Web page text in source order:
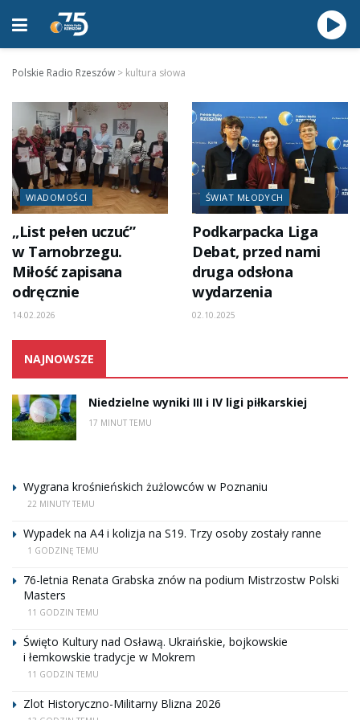
Polskie Radio Rzeszów > kultura słowa
WIADOMOŚCI
„List pełen uczuć”
w Tarnobrzegu.
Miłość zapisana
odręcznie
14.02.2026
ŚWIAT MŁODYCH
Podkarpacka Liga
Debat, przed nami
druga odsłona
wydarzenia
02.10.2025
NAJNOWSZE
Niedzielne wyniki III i IV ligi piłkarskiej
17 MINUT TEMU
Wygrana krośnieńskich żużlowców w Poznaniu
22 MINUTY TEMU
Wypadek na A4 i kolizja na S19. Trzy osoby zostały ranne
1 GODZINĘ TEMU
76-letnia Renata Grabska znów na podium Mistrzostw Polski
Masters
11 GODZIN TEMU
Święto Kultury nad Osławą. Ukraińskie, bojkowskie
i łemkowskie tradycje w Mokrem
11 GODZIN TEMU
Zlot Historyczno-Militarny Blizna 2026